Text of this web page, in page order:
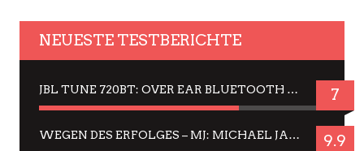
NEUESTE TESTBERICHTE
JBL TUNE 720BT: OVER EAR BLUETOOTH KOPFHÖRER UM DIE 50,-€ IM DAUER-TEST 7
WEGEN DES ERFOLGES – MJ: MICHAEL JACKSON MUSICAL IN EINER MATINEE SEHEN 9.9